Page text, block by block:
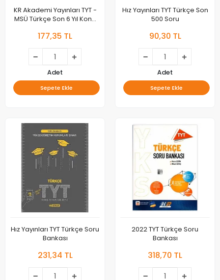
KR Akademi Yayınları TYT -
MSÜ Türkçe Son 6 Yıl Konu
177,35 TL
Adet
Sepete Ekle
Hız Yayınları TYT Türkçe Son
500 Soru
90,30 TL
Adet
Sepete Ekle
Hız Yayınları TYT Türkçe Soru
Bankası
231,34 TL
2022 TYT Türkçe Soru
Bankası
318,70 TL